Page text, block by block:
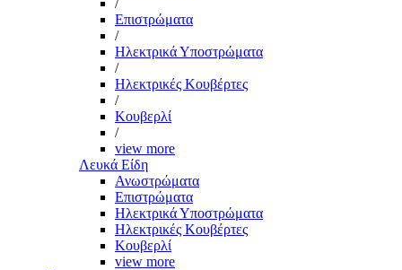
/
Επιστρώματα
/
Ηλεκτρικά Υποστρώματα
/
Ηλεκτρικές Κουβέρτες
/
Κουβερλί
/
view more
Λευκά Είδη
Ανωστρώματα
Επιστρώματα
Ηλεκτρικά Υποστρώματα
Ηλεκτρικές Κουβέρτες
Κουβερλί
view more